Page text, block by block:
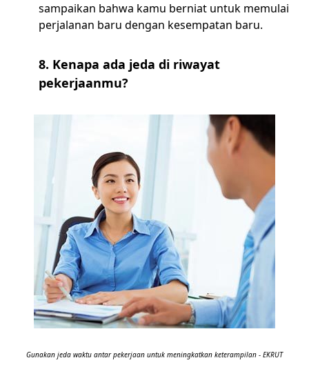
sampaikan bahwa kamu berniat untuk memulai
perjalanan baru dengan kesempatan baru.
8. Kenapa ada jeda di riwayat
pekerjaanmu?
Gunakan jeda waktu antar pekerjaan untuk meningkatkan keterampilan - EKRUT